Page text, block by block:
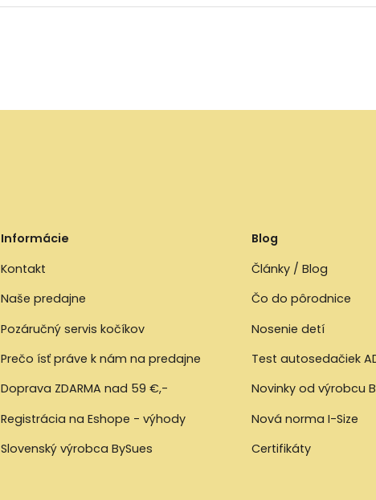
Informácie
Kontakt
Naše predajne
Pozáručný servis kočíkov
Prečo ísť práve k nám na predajne
Doprava ZDARMA nad 59 €,-
Registrácia na Eshope - výhody
Slovenský výrobca BySues
Blog
Články / Blog
Čo do pôrodnice
Nosenie detí
Test autosedačiek
Novinky od výrobcu
Nová norma I-Size
Certifikáty